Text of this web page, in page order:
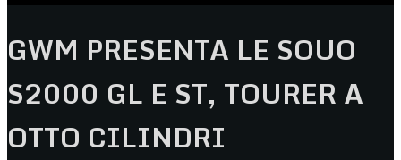
GWM PRESENTA LE SOUO
S2000 GL E ST, TOURER A
OTTO CILINDRI